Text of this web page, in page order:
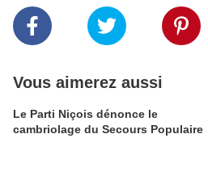
Vous aimerez aussi
Le Parti Niçois dénonce le
cambriolage du Secours Populaire